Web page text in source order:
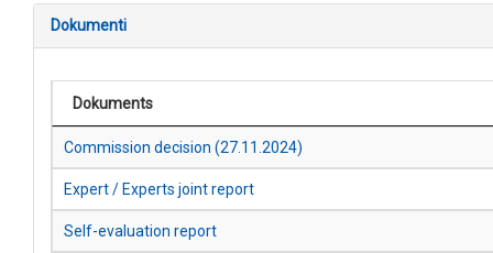
Dokumenti
Dokuments
Commission decision (27.11.2024)
Expert / Experts joint report
Self-evaluation report